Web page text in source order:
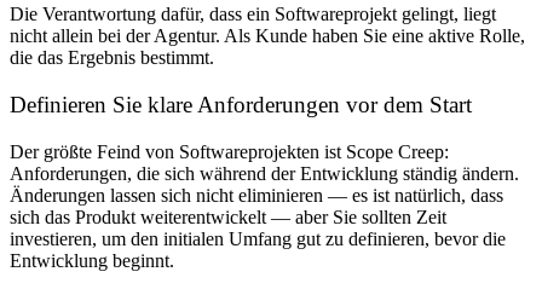
Die Verantwortung dafür, dass ein Softwareprojekt gelingt, liegt
nicht allein bei der Agentur. Als Kunde haben Sie eine aktive Rolle,
die das Ergebnis bestimmt.
Definieren Sie klare Anforderungen vor dem Start
Der größte Feind von Softwareprojekten ist Scope Creep:
Anforderungen, die sich während der Entwicklung ständig ändern.
Änderungen lassen sich nicht eliminieren — es ist natürlich, dass
sich das Produkt weiterentwickelt — aber Sie sollten Zeit
investieren, um den initialen Umfang gut zu definieren, bevor die
Entwicklung beginnt.